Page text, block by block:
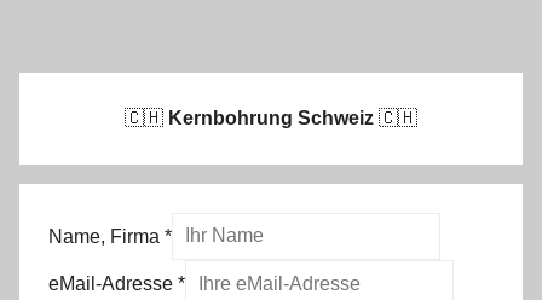
🇨🇭 Kernbohrung Schweiz 🇨🇭
Name, Firma *
eMail-Adresse *